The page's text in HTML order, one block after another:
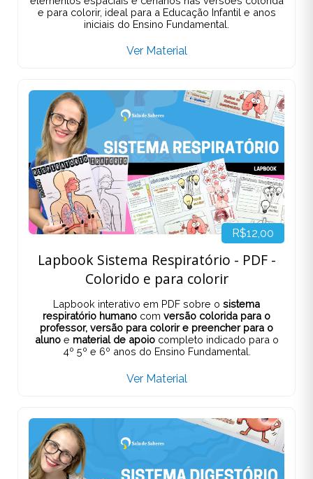
e para colorir, ideal para a Educação Infantil e anos
iniciais do Ensino Fundamental.
Ver Material
R$12,00
Lapbook Sistema Respiratório - PDF -
Colorido e para colorir
Lapbook interativo em PDF sobre o sistema
respiratório humano com versão colorida para o
professor, versão para colorir e preencher para o
alunoe material de apoiocompleto indicado para o
4º 5º e 6º anos do Ensino Fundamental.
Ver Material